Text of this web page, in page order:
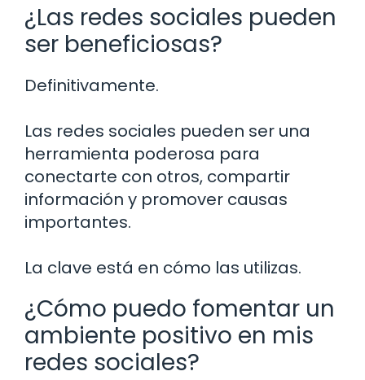
¿Las redes sociales pueden
ser beneficiosas?
Definitivamente.
Las redes sociales pueden ser una
herramienta poderosa para
conectarte con otros, compartir
información y promover causas
importantes.
La clave está en cómo las utilizas.
¿Cómo puedo fomentar un
ambiente positivo en mis
redes sociales?